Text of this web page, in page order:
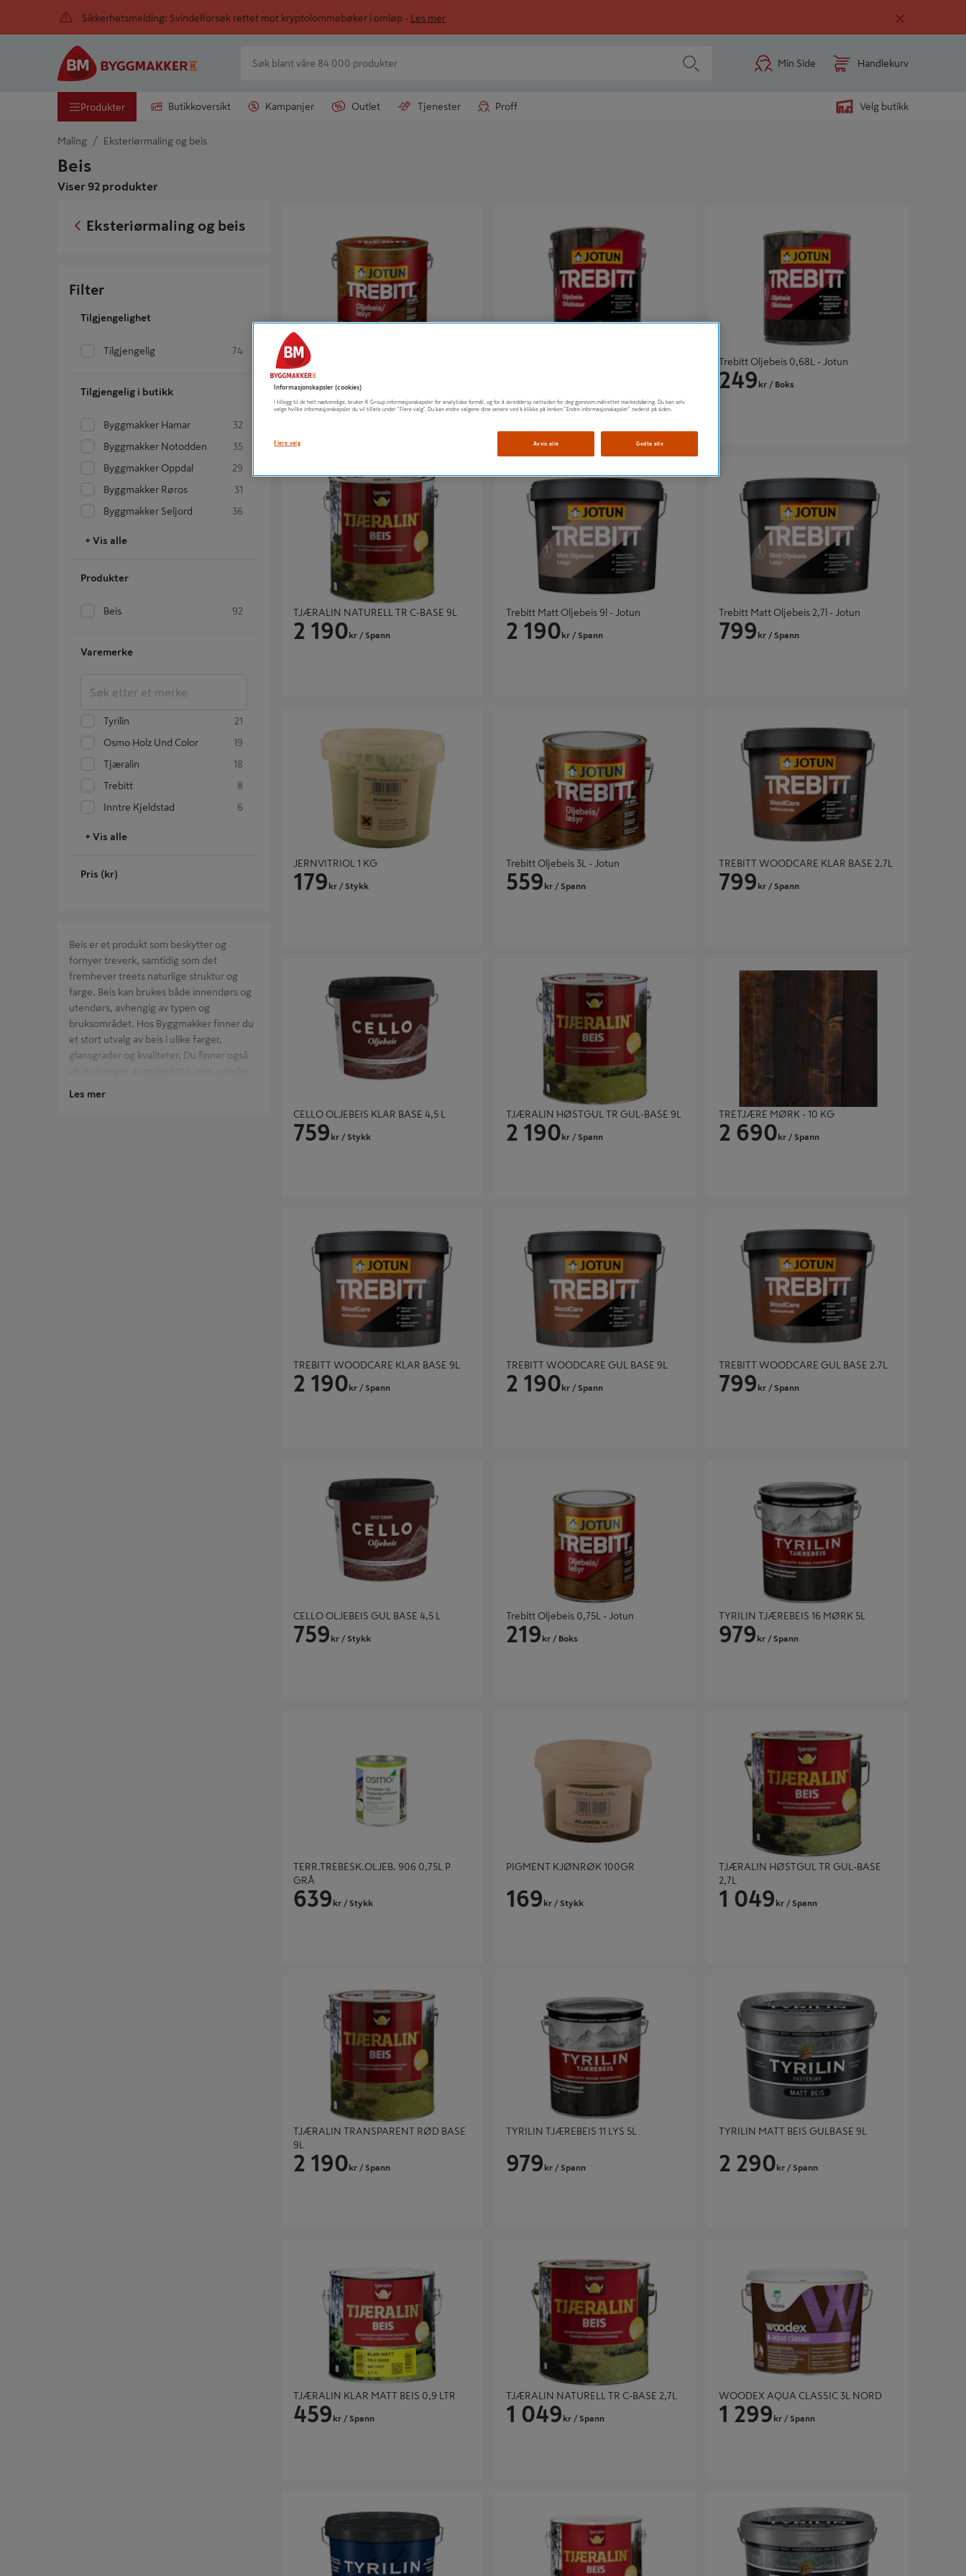
Sikkerhetsmelding: Svindelforsøk rettet mot kryptolommebøker i omløp - Les mer
Min Side Handlekurv
Produkter Butikkoversikt Kampanjer Outlet Tjenester Proff Velg butikk
Maling Eksteriørmaling og beis
Beis
Viser 92 produkter
Eksteriørmaling og beis
Filter
Tilgjengelighet
Tilgjengelig 74
Tilgjengelig i butikk
Byggmakker Hamar 32
Byggmakker Notodden 35
Byggmakker Oppdal 29
Byggmakker Røros 31
Byggmakker Seljord 36
+ Vis alle
Produkter
Beis 92
Varemerke
Tyrilin 21
Osmo Holz Und Color 19
Tjæralin 18
Trebitt 8
Inntre Kjeldstad 6
+ Vis alle
Pris (kr)
Beis er et produkt som beskytter og
fornyer treverk, samtidig som det
fremhever treets naturlige struktur og
farge. Beis kan brukes både innendørs og
utendørs, avhengig av typen og
bruksområdet. Hos Byggmakker finner du
et stort utvalg av beis i ulike farger,
glansgrader og kvaliteter. Du finner også
maleutstyr pensler
Les mer
Trebitt Oljebeis 10L - Jotun
1 349kr/ Spann
Trebitt Oljebeis 0,68L - Jotun
249 kr / Boks
TJÆRALIN NATURELL TR C-BASE 9L
2 190 kr / Spann
Trebitt Matt Oljebeis 9l - Jotun
2 190 kr / Spann
Trebitt Matt Oljebeis 2,7l - Jotun
799 kr / Spann
JERNVITRIOL 1 KG
179 kr / Stykk
Trebitt Oljebeis 3L - Jotun
559 kr / Spann
TREBITT WOODCARE KLAR BASE 2.7L
799 kr / Spann
CELLO OLJEBEIS KLAR BASE 4,5 L
759 kr / Stykk
TJÆRALIN HØSTGUL TR GUL-BASE 9L
2 190 kr / Spann
TRETJÆRE MØRK - 10 KG
2 690 kr / Spann
TREBITT WOODCARE KLAR BASE 9L
2 190 kr / Spann
TREBITT WOODCARE GUL BASE 9L
2 190 kr / Spann
TREBITT WOODCARE GUL BASE 2.7L
799 kr / Spann
CELLO OLJEBEIS GUL BASE 4,5 L
759 kr / Stykk
Trebitt Oljebeis 0,75L - Jotun
219 kr / Boks
TYRILIN TJÆREBEIS 16 MØRK 5L
979 kr / Spann
TERR.TREBESK.OLJEB. 906 0,75L P
GRÅ
639 kr / Stykk
PIGMENT KJØNRØK 100GR
169 kr / Stykk
TJÆRALIN HØSTGUL TR GUL-BASE
2,7L
1 049 kr / Spann
TJÆRALIN TRANSPARENT RØD BASE
9L
2 190 kr / Spann
TYRILIN TJÆREBEIS 11 LYS 5L
979 kr / Spann
TYRILIN MATT BEIS GULBASE 9L
2 290 kr / Spann
TJÆRALIN KLAR MATT BEIS 0,9 LTR
459 kr / Spann
TJÆRALIN NATURELL TR C-BASE 2,7L
1 049 kr / Spann
WOODEX AQUA CLASSIC 3L NORD
1 299 kr / Spann
Informasjonskapsler (cookies)
I tillegg til de helt nødvendige, bruker K Group informasjonskapsler for analytiske formål, og for å skreddersy nettsiden for deg gjennom målrettet markedsføring. Du kan selv
velge hvilke informasjonskapsler du vil tillate under "Flere valg". Du kan endre valgene dine senere ved å klikke på lenken "Endre informasjonskapsler" nederst på siden.
Flere valg Avvis alle Godta alle